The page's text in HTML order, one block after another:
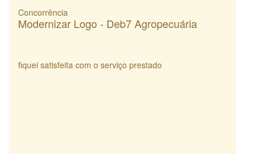
Concorrência
Modernizar Logo - Deb7 Agropecuária
fiquei satisfeita com o serviço prestado